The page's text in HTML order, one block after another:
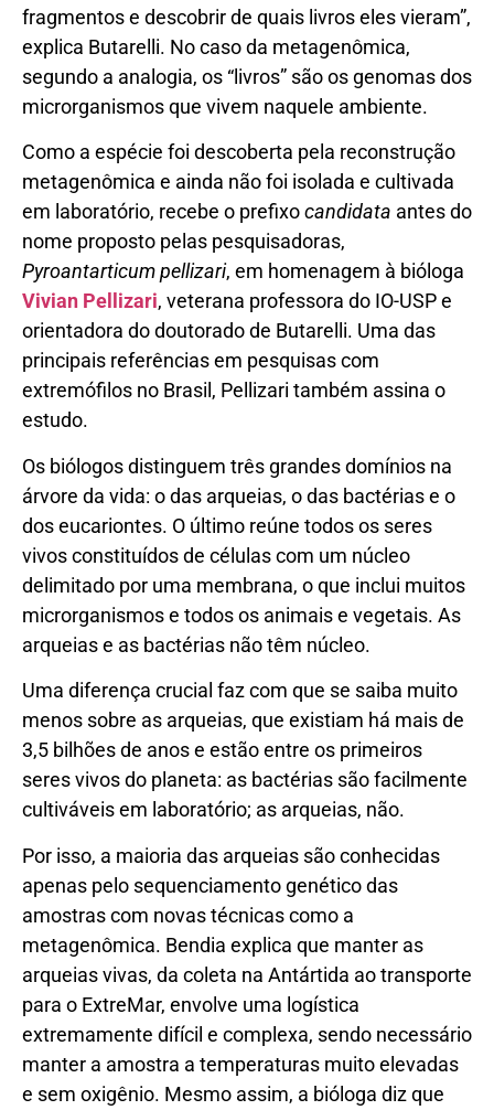
fragmentos e descobrir de quais livros eles vieram”,
explica Butarelli. No caso da metagenômica,
segundo a analogia, os “livros” são os genomas dos
microrganismos que vivem naquele ambiente.
Como a espécie foi descoberta pela reconstrução
metagenômica e ainda não foi isolada e cultivada
em laboratório, recebe o prefixocandidata antes do
nome proposto pelas pesquisadoras,
Pyroantarticum pellizari, em homenagem à bióloga
Vivian Pellizari, veterana professora do IO-USP e
orientadora do doutorado de Butarelli. Uma das
principais referências em pesquisas com
extremófilos no Brasil, Pellizari também assina o
estudo.
Os biólogos distinguem três grandes domínios na
árvore da vida: o das arqueias, o das bactérias e o
dos eucariontes. O último reúne todos os seres
vivos constituídos de células com um núcleo
delimitado por uma membrana, o que inclui muitos
microrganismos e todos os animais e vegetais. As
arqueias e as bactérias não têm núcleo.
Uma diferença crucial faz com que se saiba muito
menos sobre as arqueias, que existiam há mais de
3,5 bilhões de anos e estão entre os primeiros
seres vivos do planeta: as bactérias são facilmente
cultiváveis em laboratório; as arqueias, não.
Por isso, a maioria das arqueias são conhecidas
apenas pelo sequenciamento genético das
amostras com novas técnicas como a
metagenômica. Bendia explica que manter as
arqueias vivas, da coleta na Antártida ao transporte
para o ExtreMar, envolve uma logística
extremamente difícil e complexa, sendo necessário
manter a amostra a temperaturas muito elevadas
e sem oxigênio. Mesmo assim, a bióloga diz que